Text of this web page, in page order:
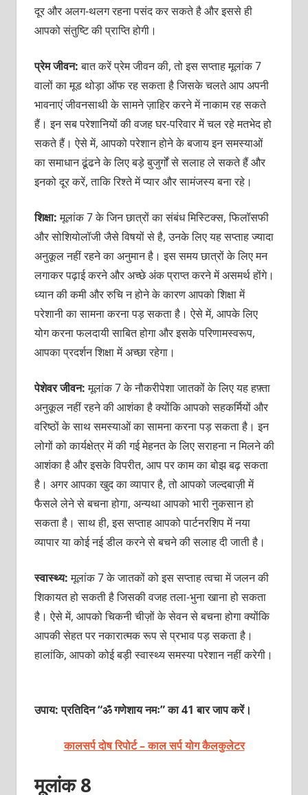
दूर और अलग-थलग रहना पसंद कर सकते है और इससे ही
आपको संतुष्टि की प्राप्ति होगी।
प्रेम जीवन:बात करें प्रेम जीवन की, तो इस सप्ताह मूलांक 7
वालों का मूड थोड़ा ऑफ रह सकता है जिसके चलते आप अपनी
भावनाएं जीवनसाथी के सामने ज़ाहिर करने में नाकाम रह सकते
हैं। इन सब परेशानियों की वजह घर-परिवार में चल रहे मतभेद हो
सकते हैं। ऐसे में, आपको परेशान होने के बजाय इन समस्याओं
का समाधान ढूंढने के लिए बड़े बुजुर्गों से सलाह ले सकते हैं और
इनको दूर करें, ताकि रिश्ते में प्यार और सामंजस्य बना रहे।
शिक्षा:मूलांक 7 के जिन छात्रों का संबंध मिस्टिक्स, फिलॉसफी
और सोशियोलॉजी जैसे विषयों से है, उनके लिए यह सप्ताह ज्यादा
अनुकूल नहीं रहने का अनुमान है। इस समय छात्रों के लिए मन
लगाकर पढ़ाई करने और अच्छे अंक प्राप्त करने में असमर्थ होंगे।
ध्यान की कमी और रुचि न होने के कारण आपको शिक्षा में
परेशानी का सामना करना पड़ सकता है। ऐसे में, आपके लिए
योग करना फलदायी साबित होगा और इसके परिणामस्वरूप,
आपका प्रदर्शन शिक्षा में अच्छा रहेगा।
पेशेवर जीवन:मूलांक 7 के नौकरीपेशा जातकों के लिए यह हफ़्ता
अनुकूल नहीं रहने की आशंका है क्योंकि आपको सहकर्मियों और
वरिष्ठों के साथ समस्याओं का सामना करना पड़ सकता है। इन
लोगों को कार्यक्षेत्र में की गई मेहनत के लिए सराहना न मिलने की
आशंका है और इसके विपरीत, आप पर काम का बोझ बढ़ सकता
है। अगर आपका खुद का व्यापार है, तो आपको जल्दबाज़ी में
फैसले लेने से बचना होगा, अन्यथा आपको भारी नुकसान हो
सकता है। साथ ही, इस सप्ताह आपको पार्टनरशिप में नया
व्यापार या कोई नई डील करने से बचने की सलाह दी जाती है।
स्वास्थ्य:मूलांक 7 के जातकों को इस सप्ताह त्वचा में जलन की
शिकायत हो सकती है जिसकी वजह तला-भुना खाना हो सकता
है। ऐसे में, आपको चिकनी चीज़ों के सेवन से बचना होगा क्योंकि
आपकी सेहत पर नकारात्मक रूप से प्रभाव पड़ सकता है।
हालांकि, आपको कोई बड़ी स्वास्थ्य समस्या परेशान नहीं करेगी।
उपाय: प्रतिदिन “ॐ गणेशाय नमः” का 41 बार जाप करें।
कालसर्प दोष रिपोर्ट – काल सर्प योग कैलकुलेटर
मूलांक 8